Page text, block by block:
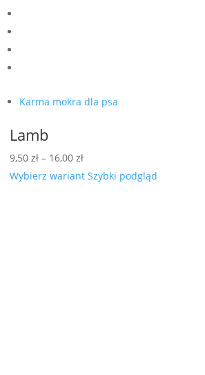
Karma mokra dla psa
Lamb
9,50 zł – 16,00 złZakres
cen:
Wybierz wariant Szybki podgląd